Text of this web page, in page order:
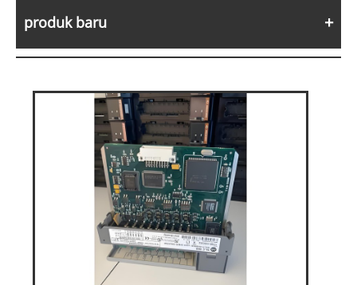
produk baru